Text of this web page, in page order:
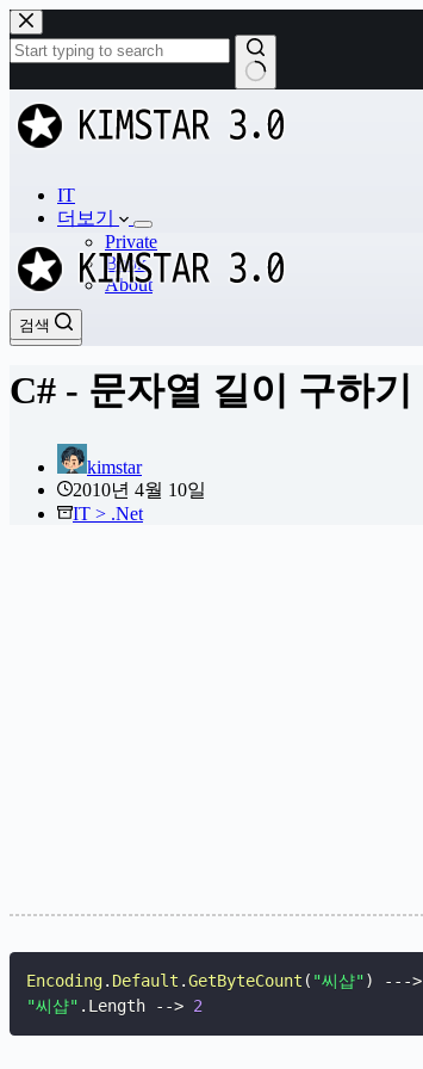
본
문
으
로
건
너
과
없
IT
더보기
Private
Book
About
검색
검색
C# - 문자열 길이 구하기
kimstar
2010년 4월 10일
IT > .Net
Encoding. Default .GetByteCount ( "씨샵") -- ->
"씨샵" . Length --> 2